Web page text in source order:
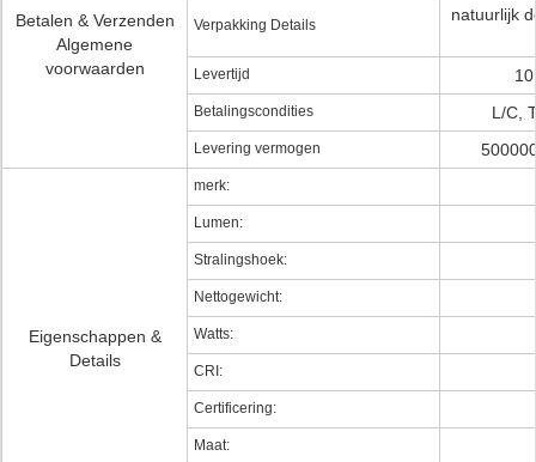
Betalen & Verzenden
Algemene
voorwaarden
Verpakking Details
natuurlijk
Levertijd
Betalingscondities L/C,
Levering vermogen
Eigenschappen &
Details
merk:
Lumen:
Stralingshoek:
Nettogewicht:
Watts:
CRI:
Certificering:
Maat: